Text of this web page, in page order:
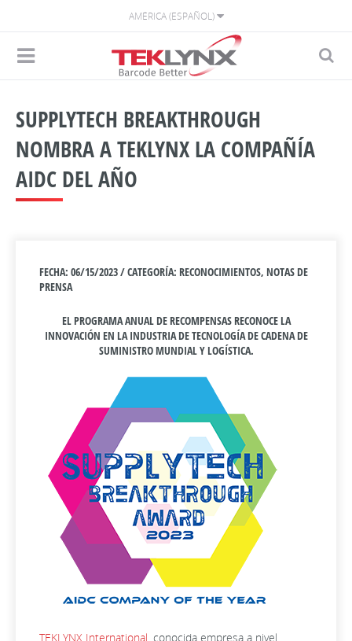
AMÉRICA (ESPAÑOL)
SUPPLYTECH BREAKTHROUGH
NOMBRA A TEKLYNX LA COMPAÑÍA
AIDC DEL AÑO
FECHA: 06/15/2023 / CATEGORÍA: RECONOCIMIENTOS, NOTAS DE
PRENSA
EL PROGRAMA ANUAL DE RECOMPENSAS RECONOCE LA
INNOVACIÓN EN LA INDUSTRIA DE TECNOLOGÍA DE CADENA DE
SUMINISTRO MUNDIAL Y LOGÍSTICA.
TEKLYNX International, conocida empresa a nivel